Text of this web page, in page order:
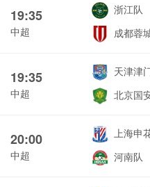
19:35
中超
浙江队
成都蓉
19:35
中超
天津津
北京国
20:00
中超
上海申
河南队